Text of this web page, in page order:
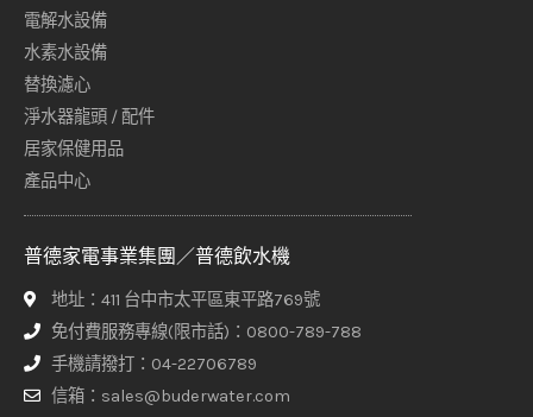
電解水設備
水素水設備
替換濾心
淨水器龍頭 / 配件
居家保健用品
產品中心
普德家電事業集團／普德飲水機
地址：411 台中市太平區東平路769號
免付費服務專線(限市話)：0800-789-788
手機請撥打：04-22706789
信箱：sales@buderwater.com